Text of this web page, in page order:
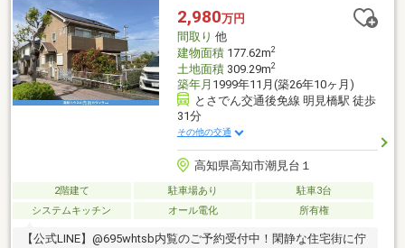
庭付きなので、ガーデニングや家庭菜園、お子さまの遊び場とし
ても活用可能。【周辺環境】・大篠小学校2200ｍ（徒歩約28
分）・香長中学校3600ｍ（徒歩約45分）
2,980万円
間取り 他
建物面積177.62m2
土地面積309.29m2
築年月 1999年11月(築26年10ヶ月)
とさでん交通後免線 明見橋駅 徒歩
31分
その他の交通
高知県高知市潮見台１
2階建て 駐車場あり
駐車3台
システムキッチン
オール電化 所有権
【公式LINE】@695whtsb内覧のご予約受付中！閑静な住宅街に佇